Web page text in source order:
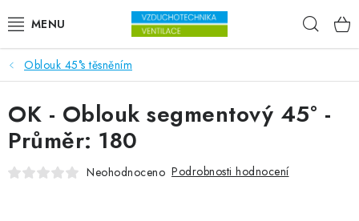
VENTILÁTORY
VZDUCHOTECHNIKA
REKUPERACE
Oblouk 45°s těsněním
OK - Oblouk segmentový 45° -
Průměr: 180
Neohodnoceno Podrobnosti hodnocení